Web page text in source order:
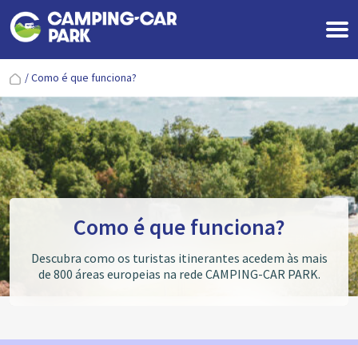
/Como é que funciona?
Como é que funciona?
Descubra como os turistas itinerantes acedem às mais
de 800 áreas europeias na rede CAMPING-CAR PARK.